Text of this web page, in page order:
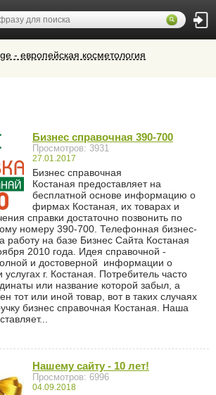
окна, витражи,
фасадное остекление,
люки и зенитные
из профиля СИАЛ (Россия)
- европейская косметология
препаратов и товаров
для животных.
Бизнес справочная 390-700
Просмотров: 3931
27.01.2017
Бизнес справочная
Костаная предоставляет на
бесплатной основе информацию о
фирмах Костаная, их товарах и
справки достаточно позвонить по
номеру 390-700. Телефонная бизнес-
работу на базе Бизнес Сайта Костаная
2010 года. Идея справочной -
и достоверной информации о
г. Костаная. Потребитель часто
или название которой забыл, а
тот или иной товар, вот в таких случаях
бизнес справочная Костаная. Наша
Нашему сайту - 10 лет!
Просмотров: 6996
04.09.2018